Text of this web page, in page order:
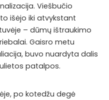
Viešbučio
išėjo iki atvykstant
– dūmų ištraukimo
Gaisro metu
buvo nuardyta dalis
patalpos.
po kotedžu degė